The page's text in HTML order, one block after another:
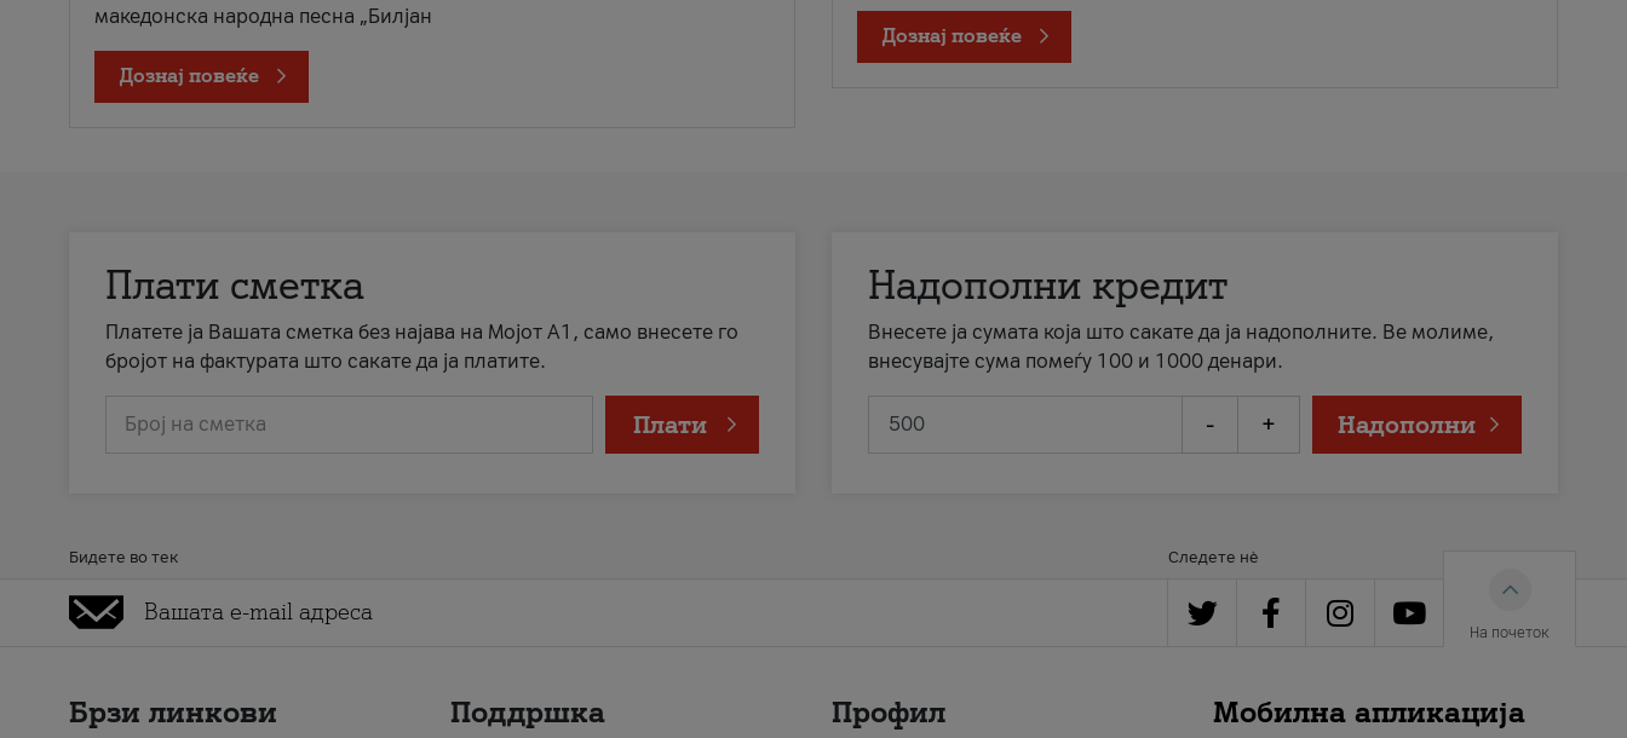
македонска народна песна „Билјан
Дознај повеќе
Дознај повеќе
Плати сметка
Платете ја Вашата сметка без најава на Мојот А1, само внесете го
бројот на фактурата што сакате да ја платите.
Број на сметка Плати
Надополни кредит
Внесете ја сумата која што сакате да ја надополните. Ве молиме,
внесувајте сума помеѓу 100 и 1000 денари.
- + Надополни
Бидете во тек Следете нè
На почеток
Брзи линкови Поддршка Профил Мобилна апликација